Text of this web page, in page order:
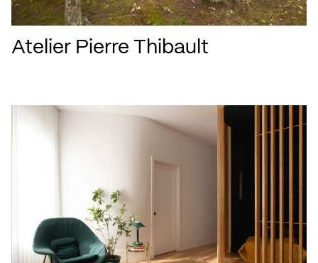
Atelier Pierre Thibault